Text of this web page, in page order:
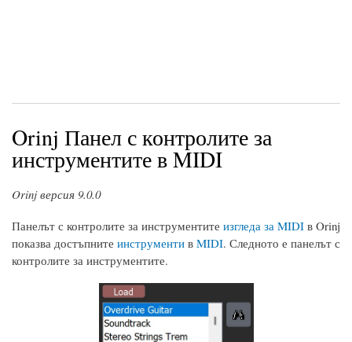
Orinj Панел с контролите за
инструментите в MIDI
Orinj версия 9.0.0
Панелът с контролите за инструментите изгледа за MIDI в Orinj
показва достъпните инструменти в MIDI. Следното е панелът с
контролите за инструментите.